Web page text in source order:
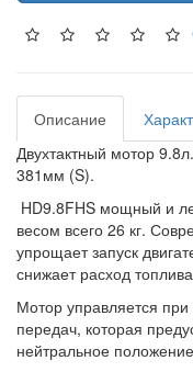
Описание
Двухтактный мотор
381мм (S).
HD9.8FHS мощный и
весом всего 26 кг.
упрощает запуск
снижает расход
Мотор управляется
передач, которая
нейтральное